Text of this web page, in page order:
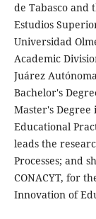
de Tabasco and
Estudios
Universidad
Academic
Juárez
Bachelor's
Master's
Educational
leads the
Processes; and
CONACYT, for
Innovation of